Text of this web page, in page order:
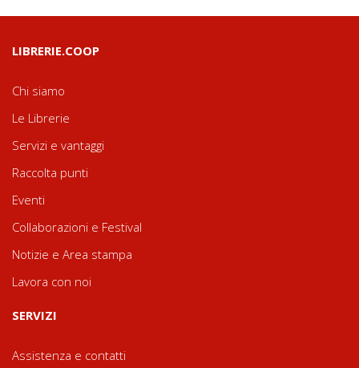
LIBRERIE.COOP
Chi siamo
Le Librerie
Servizi e vantaggi
Raccolta punti
Eventi
Collaborazioni e Festival
Notizie e Area stampa
Lavora con noi
SERVIZI
Assistenza e contatti